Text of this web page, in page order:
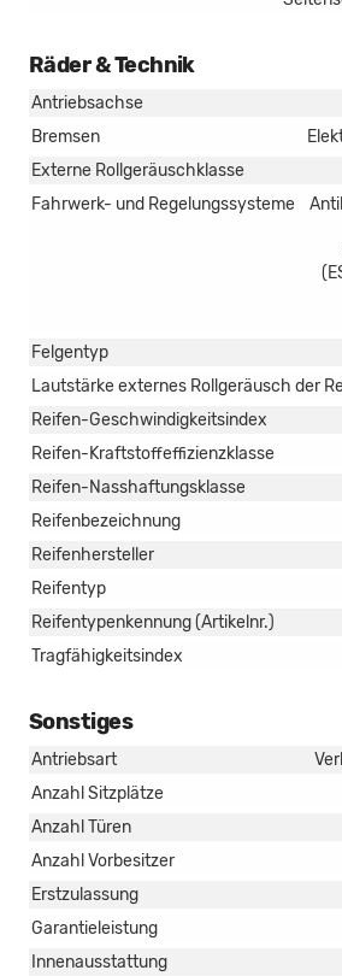
Räder & Technik
Antriebsachse
Bremsen
Externe Rollgeräuschklasse
Fahrwerk- und Regelungssysteme
Felgentyp
Lautstärke externes Rollgeräusch der
Reifen-Geschwindigkeitsindex
Reifen-Kraftstoffeffizienzklasse
Reifen-Nasshaftungsklasse
Reifenbezeichnung
Reifenhersteller
Reifentyp
Reifentypenkennung (Artikelnr.)
Tragfähigkeitsindex
Sonstiges
Antriebsart
Anzahl Sitzplätze
Anzahl Türen
Anzahl Vorbesitzer
Erstzulassung
Garantieleistung
Innenausstattung